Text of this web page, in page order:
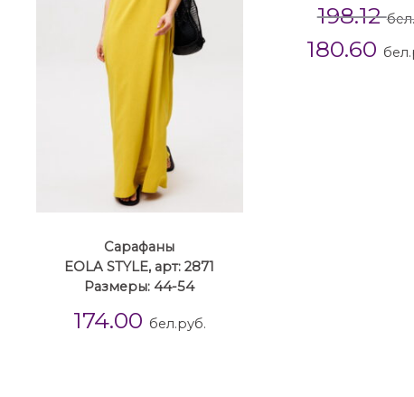
Сарафаны
EOLA STYLE, арт: 2871
Размеры: 44-54
174.00 бел.руб.
198.12
180.60